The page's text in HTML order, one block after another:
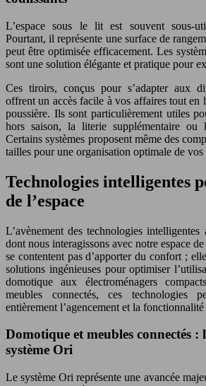
L’espace sous le lit est souvent sous-
Pourtant, il représente une surface de
peut être optimisée efficacement. Les
sont une solution élégante et pratique pour
Ces tiroirs, conçus pour s’adapter aux
offrent un accès facile à vos affaires tout en
poussière. Ils sont particulièrement utiles
hors saison, la literie supplémentaire ou
Certains systèmes proposent même des
tailles pour une organisation optimale de vos
Technologies intelligentes
de l’espace
L’avènement des technologies
dont nous interagissons avec notre espace
se contentent pas d’apporter du confort ;
solutions ingénieuses pour optimiser
domotique aux électroménagers
meubles connectés, ces technologies
entièrement l’agencement et la
Domotique et meubles connectés :
système Ori
Le système Ori représente une avancée